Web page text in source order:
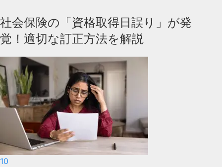
社会保険の「資格取得日誤り」が発
覚！適切な訂正方法を解説
10